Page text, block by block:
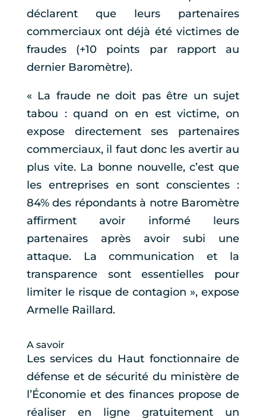
déclarent que leurs partenaires
commerciaux ont déjà été victimes de
fraudes (+10 points par rapport au
dernier Baromètre).
« La fraude ne doit pas être un sujet
tabou : quand on en est victime, on
expose directement ses partenaires
commerciaux, il faut donc les avertir au
plus vite. La bonne nouvelle, c’est que
les entreprises en sont conscientes :
84% des répondants à notre Baromètre
affirment avoir informé leurs
partenaires après avoir subi une
attaque. La communication et la
transparence sont essentielles pour
limiter le risque de contagion », expose
Armelle Raillard.
A savoir
Les services du Haut fonctionnaire de
défense et de sécurité du ministère de
l’Économie et des finances propose de
réaliser en ligne gratuitement un